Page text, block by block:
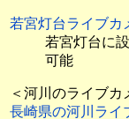
若宮灯台ライブカ
若宮灯台に
可能
＜河川のライブカ
長崎県の河川ライ